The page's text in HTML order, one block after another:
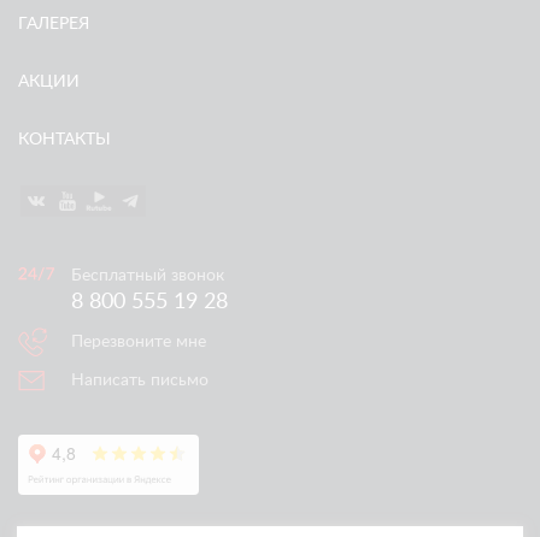
ГАЛЕРЕЯ
АКЦИИ
КОНТАКТЫ
Бесплатный звонок
8 800 555 19 28
Перезвоните мне
Написать письмо